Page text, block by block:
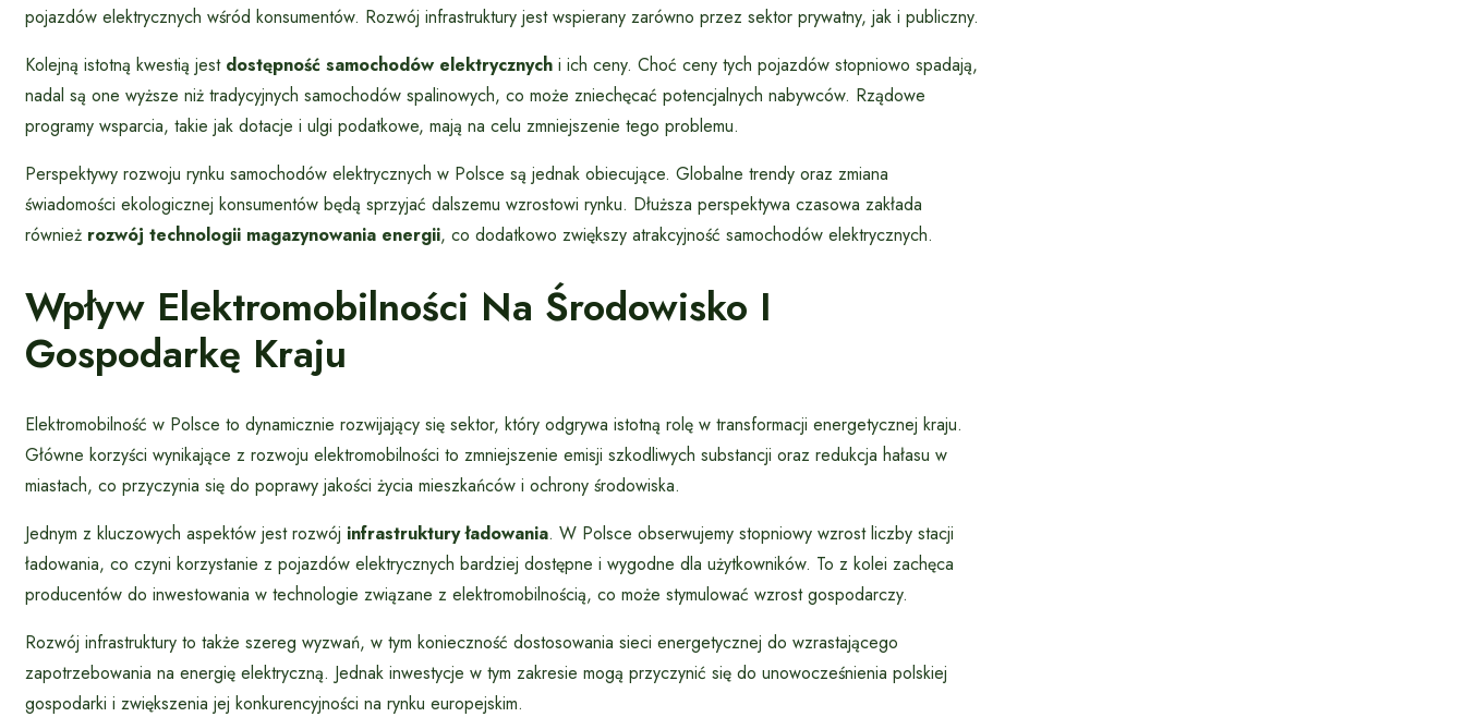
pojazdów elektrycznych wśród konsumentów. Rozwój infrastruktury jest wspierany zarówno przez sektor prywatny, jak i publiczny.
Kolejną istotną kwestią jest dostępność samochodów elektrycznych i ich ceny. Choć ceny tych pojazdów stopniowo spadają,
nadal są one wyższe niż tradycyjnych samochodów spalinowych, co może zniechęcać potencjalnych nabywców. Rządowe
programy wsparcia, takie jak dotacje i ulgi podatkowe, mają na celu zmniejszenie tego problemu.
Perspektywy rozwoju rynku samochodów elektrycznych w Polsce są jednak obiecujące. Globalne trendy oraz zmiana
świadomości ekologicznej konsumentów będą sprzyjać dalszemu wzrostowi rynku. Dłuższa perspektywa czasowa zakłada
również rozwój technologii magazynowania energii, co dodatkowo zwiększy atrakcyjność samochodów elektrycznych.
Wpływ Elektromobilności Na Środowisko I
Gospodarkę Kraju
Elektromobilność w Polsce to dynamicznie rozwijający się sektor, który odgrywa istotną rolę w transformacji energetycznej kraju.
Główne korzyści wynikające z rozwoju elektromobilności to zmniejszenie emisji szkodliwych substancji oraz redukcja hałasu w
miastach, co przyczynia się do poprawy jakości życia mieszkańców i ochrony środowiska.
Jednym z kluczowych aspektów jest rozwój infrastruktury ładowania. W Polsce obserwujemy stopniowy wzrost liczby stacji
ładowania, co czyni korzystanie z pojazdów elektrycznych bardziej dostępne i wygodne dla użytkowników. To z kolei zachęca
producentów do inwestowania w technologie związane z elektromobilnością, co może stymulować wzrost gospodarczy.
Rozwój infrastruktury to także szereg wyzwań, w tym konieczność dostosowania sieci energetycznej do wzrastającego
zapotrzebowania na energię elektryczną. Jednak inwestycje w tym zakresie mogą przyczynić się do unowocześnienia polskiej
gospodarki i zwiększenia jej konkurencyjności na rynku europejskim.